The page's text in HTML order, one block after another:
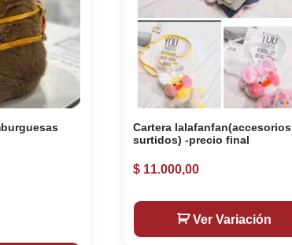
Cartera lalafanfan(accesorios
surtidos) -precio final
$ 11.000,00
Ver Variación